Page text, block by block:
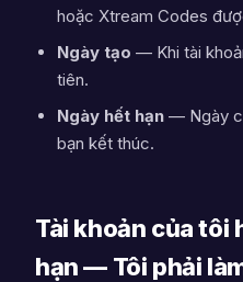
hoặc Xtream Codes
Ngày tạo — Khi tài
tiên.
Ngày hết hạn — Ngày
bạn kết thúc.
Tài khoản của tôi
hạn — Tôi phải